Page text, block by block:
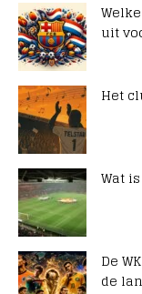
uit
Het
Wat
De
de